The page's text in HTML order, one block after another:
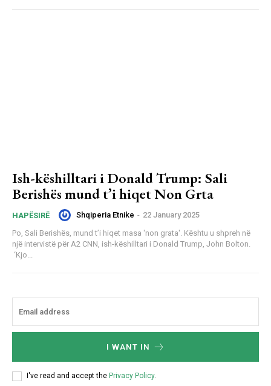
Ish-këshilltari i Donald Trump: Sali
Berishës mund t’i hiqet Non Grta
HAPËSIRË Shqiperia Etnike - 22 January 2025
Po, Sali Berishës, mund t’i hiqet masa 'non grata'. Kështu u shpreh në
një intervistë për A2 CNN, ish-këshilltari i Donald Trump, John Bolton.
‘Kjo...
I WANT IN
I've read and accept the Privacy Policy.